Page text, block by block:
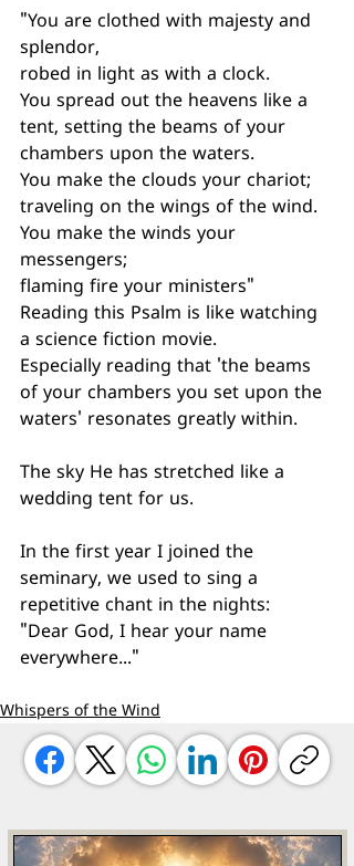
"You are clothed with majesty and
splendor,
robed in light as with a clock.
You spread out the heavens like a
tent, setting the beams of your
chambers upon the waters.
You make the clouds your chariot;
traveling on the wings of the wind.
You make the winds your
messengers;
flaming fire your ministers"
Reading this Psalm is like watching
a science fiction movie.
Especially reading that 'the beams
of your chambers you set upon the
waters' resonates greatly within.
The sky He has stretched like a
wedding tent for us.
In the first year I joined the
seminary, we used to sing a
repetitive chant in the nights:
"Dear God, I hear your name
everywhere..."
Whispers of the Wind